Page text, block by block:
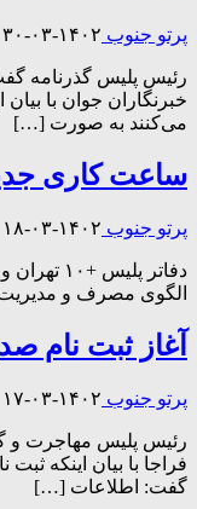
پرتو جنوب ۱۴۰۲-۰۳-۳۰
خبرنگاران جوان با
می‌کنند به صورت […]
ساعت کاری جدید
پرتو جنوب ۱۴۰۲-۰۳-۱۸
الگوی مصرف و مدیریت بهینه انرژی، ساعت فعالیت
آغاز ثبت نام صدور
پرتو جنوب ۱۴۰۲-۰۳-۱۷
گفت: اطلاعات […]